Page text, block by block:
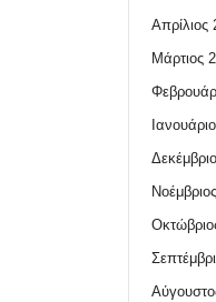
Απρίλιος
Μάρτιος